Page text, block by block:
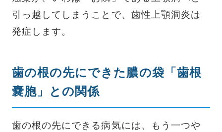
引っ越してしまうことで、歯性上顎洞炎は
発症します。
歯の根の先にできた膿の袋「歯根
嚢胞」との関係
歯の根の先にできる病気には、もう一つや